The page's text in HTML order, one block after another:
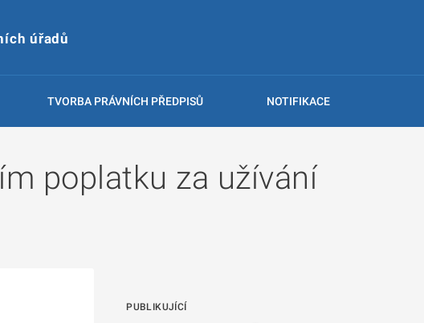
úřadů
TVORBA PRÁVNÍCH PŘEDPISŮ NOTIFIKACE
poplatku za užívání
PUBLIKUJÍCÍ